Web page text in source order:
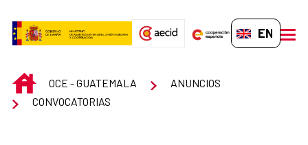
EN-GB
INICIOOCE - GUATEMALA
ANUNCIOS
CONVOCATORIAS